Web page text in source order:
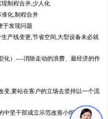
制程合并,少人化
化,制程合并
发现问题
线变更,节省空间,大型设备未必就
）----消除走动的浪费、最经济的作
,要站在客户的立场去坚持以一个流
坚干部成立示范改善小组尝试,以便